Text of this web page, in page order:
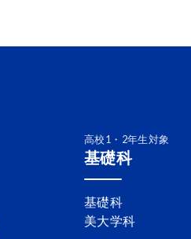
高校1・2年生対象
基礎科
基礎科
美大学科